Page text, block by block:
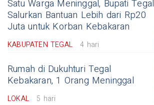
Satu Warga Meninggal, Bupati Tegal
Salurkan Bantuan Lebih dari Rp20
Juta untuk Korban Kebakaran
KABUPATEN TEGAL 4 hari
Rumah di Dukuhturi Tegal
Kebakaran, 1 Orang Meninggal
LOKAL 5 hari